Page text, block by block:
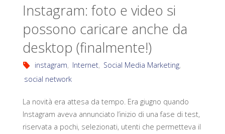
Instagram: foto e video si
possono caricare anche da
desktop (finalmente!)
instagram, Internet, Social Media Marketing,
social network
La novità era attesa da tempo. Era giugno quando
Instagram aveva annunciato l’inizio di una fase di test,
riservata a pochi, selezionati, utenti che permetteva il